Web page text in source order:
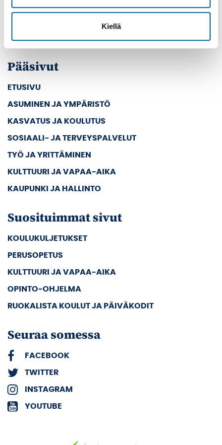
Kiellä
39501 IKAALINEN
E-mail: kanslia@ikaalinen.fi
Pääsivut
ETUSIVU
ASUMINEN JA YMPÄRISTÖ
KASVATUS JA KOULUTUS
SOSIAALI- JA TERVEYSPALVELUT
TYÖ JA YRITTÄMINEN
KULTTUURI JA VAPAA-AIKA
KAUPUNKI JA HALLINTO
Suosituimmat sivut
KOULUKULJETUKSET
PERUSOPETUS
KULTTUURI JA VAPAA-AIKA
OPINTO-OHJELMA
RUOKALISTA KOULUT JA PÄIVÄKODIT
Seuraa somessa
FACEBOOK
TWITTER
INSTAGRAM
YOUTUBE